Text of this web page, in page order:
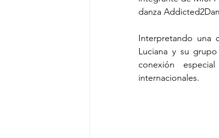
danza
Interpretando una
Luciana y su
conexión
internacionales.